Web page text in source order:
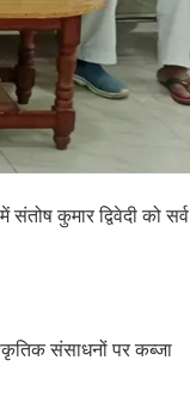
कुमार द्विवेदी को सर्व
संसाधनों पर कब्जा